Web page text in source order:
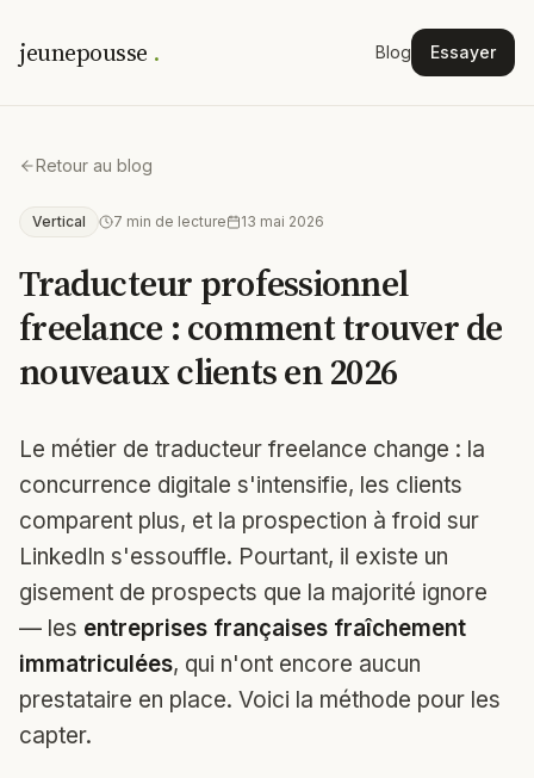
jeunepousse . Blog Essayer
Retour au blog
Vertical 7 min de lecture 13 mai 2026
Traducteur professionnel
freelance : comment trouver de
nouveaux clients en 2026
Le métier de traducteur freelance change : la
concurrence digitale s'intensifie, les clients
comparent plus, et la prospection à froid sur
LinkedIn s'essouffle. Pourtant, il existe un
gisement de prospects que la majorité ignore
— les entreprises françaises fraîchement
immatriculées, qui n'ont encore aucun
prestataire en place. Voici la méthode pour les
capter.